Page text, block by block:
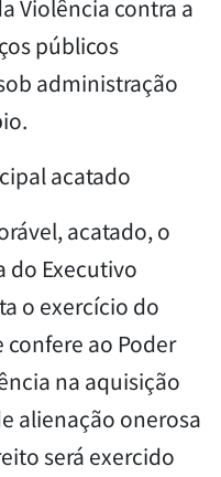
Violência contra a
públicos
administração
acatado
acatado, o
do Executivo
o exercício do
ao Poder
na aquisição
alienação onerosa
será exercido